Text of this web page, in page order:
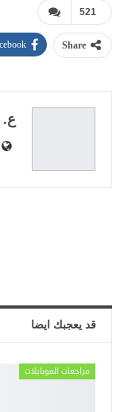
521
Share
ع.
قد يعجبك ايضا
مراجعات الموبايلات